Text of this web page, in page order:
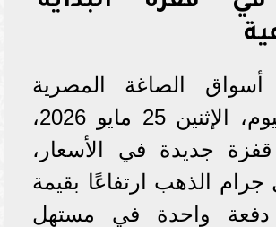
أسواق الصاغة المصرية
تعاملات اليوم، الإثنين 25 مايو 2026،
جديدة في الأسعار،
الذهب ارتفاعًا بقيمة
دفعة واحدة في مستهل